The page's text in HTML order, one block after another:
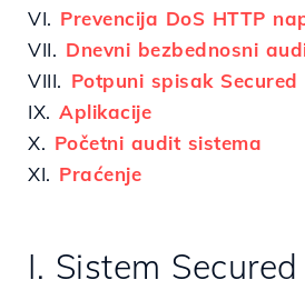
VI. Prevencija DoS HTTP
VII. Dnevni bezbednosni
VIII. Potpuni spisak Secured
IX.Aplikacije
X. Početni audit sistema
XI. Praćenje
I. Sistem Secured